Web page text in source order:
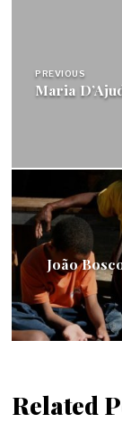
Post
PREVIOUS
Maria
João
Related